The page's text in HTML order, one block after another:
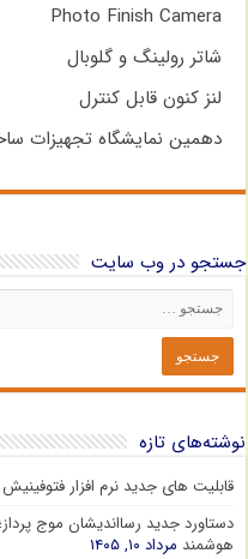
Photo Finish Camera
شاتر رولینگ و گلوبال
لنز کنون قابل کنترل
دهمین نمایشگاه تجهیزات
جستجو در وب سایت
نوشته‌های تازه
قابلیت های جدید نرم افزار فتوفینیش
دستاورد جدید رسااندیشان موج
هوشمند مرداد ۱۰, ۱۴۰۵